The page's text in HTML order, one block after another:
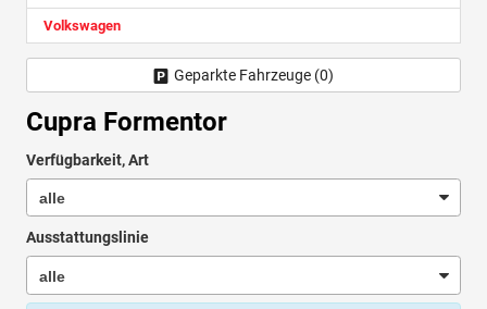
Cupra Formentor
Verfügbarkeit, Art
Ausstattungslinie
Volkswagen
Geparkte Fahrzeuge (0)